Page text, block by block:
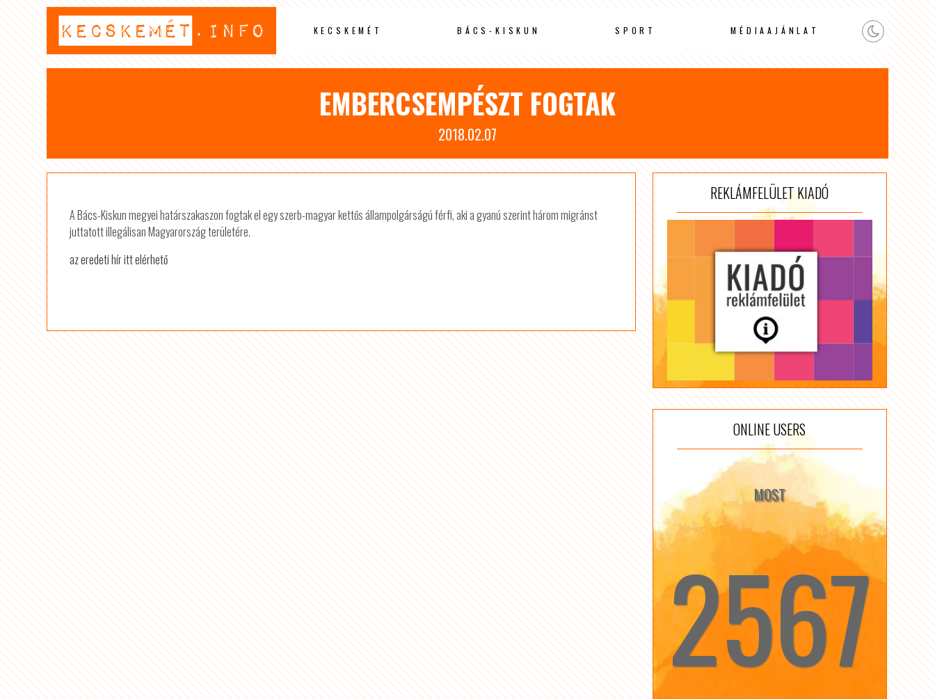
KECSKEMÉT BÁCS-KISKUN SPORT MÉDIAAJÁNLAT
EMBERCSEMPÉSZT FOGTAK
2018.02.07
A Bács-Kiskun megyei határszakaszon fogtak el egy szerb-magyar kettős állampolgárságú férfi, aki a gyanú szerint három migránst
juttatott illegálisan Magyarország területére.
az eredeti hír itt elérhető
REKLÁMFELÜLET KIADÓ
ONLINE USERS
MOST
☆ 2567 ☆